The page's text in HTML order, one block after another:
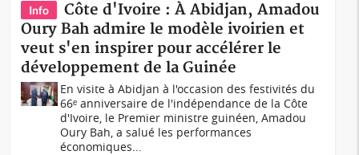
Info
Côte d'Ivoire : À Abidjan, Amadou
Oury Bah admire le modèle ivoirien et
veut s'en inspirer pour accélérer le
développement de la Guinée
En visite à Abidjan à l'occasion des festivités du
66ᵉ anniversaire de l'indépendance de la Côte
d'Ivoire, le Premier ministre guinéen, Amadou
Oury Bah, a salué les performances
économiques...